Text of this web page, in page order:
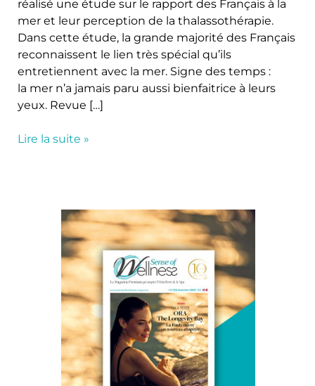
réalisé une étude sur le rapport des Français à la
mer et leur perception de la thalassothérapie.
Dans cette étude, la grande majorité des Français
reconnaissent le lien très spécial qu’ils
entretiennent avec la mer. Signe des temps :
la mer n’a jamais paru aussi bienfaitrice à leurs
yeux. Revue […]
la
thalassothérapie
Lire la suite »